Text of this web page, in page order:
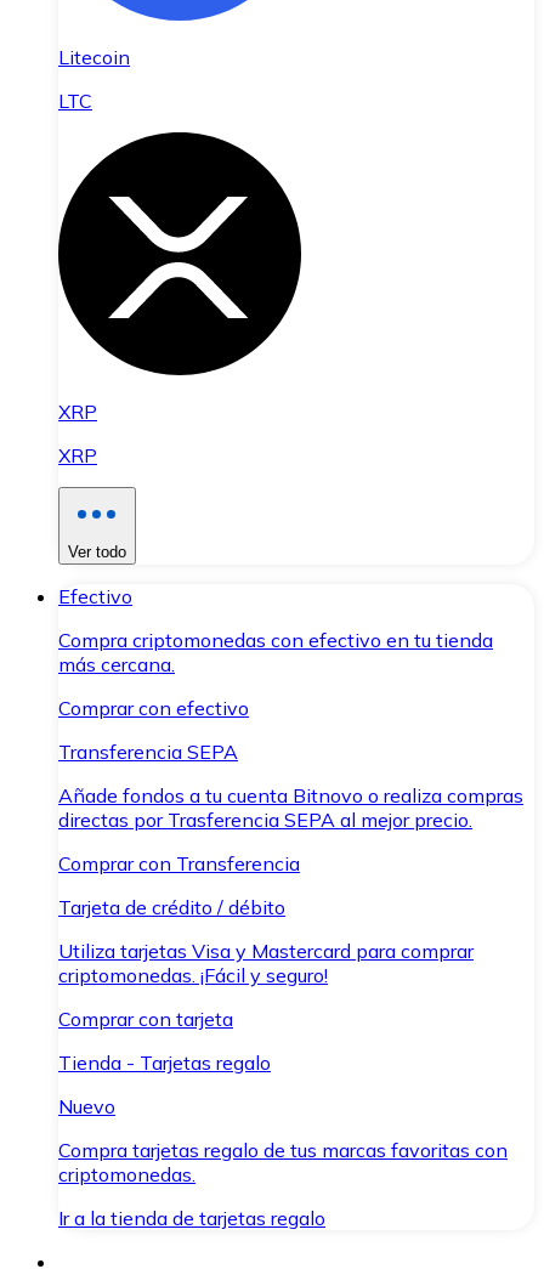
Litecoin
LTC
XRP
XRP
Ver todo
Efectivo
Compra criptomonedas con efectivo en tu tienda
más cercana.
Comprar con efectivo
Transferencia SEPA
Añade fondos a tu cuenta Bitnovo o realiza compras
directas por Trasferencia SEPA al mejor precio.
Comprar con Transferencia
Tarjeta de crédito / débito
Utiliza tarjetas Visa y Mastercard para comprar
criptomonedas. ¡Fácil y seguro!
Comprar con tarjeta
Tienda - Tarjetas regalo
Nuevo
Compra tarjetas regalo de tus marcas favoritas con
criptomonedas.
Ir a la tienda de tarjetas regalo